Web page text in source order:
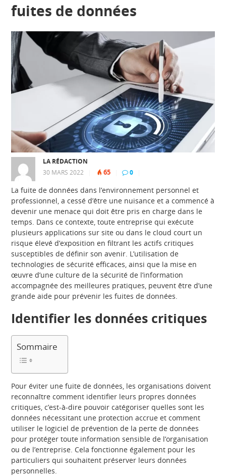
fuites de données
LA RÉDACTION
30 MARS 2022
65 0
La fuite de données dans l’environnement personnel et
professionnel, a cessé d’être une nuisance et a commencé à
devenir une menace qui doit être pris en charge dans le
temps. Dans ce contexte, toute entreprise qui exécute
plusieurs applications sur site ou dans le cloud court un
risque élevé d’exposition en filtrant les actifs critiques
susceptibles de définir son avenir. L’utilisation de
technologies de sécurité efficaces, ainsi que la mise en
œuvre d’une culture de la sécurité de l’information
accompagnée des meilleures pratiques, peuvent être d’une
grande aide pour prévenir les fuites de données.
Identifier les données critiques
Sommaire
Pour éviter une fuite de données, les organisations doivent
reconnaître comment identifier leurs propres données
critiques, c’est-à-dire pouvoir catégoriser quelles sont les
données nécessitant une protection accrue et comment
utiliser le logiciel de prévention de la perte de données
pour protéger toute information sensible de l’organisation
ou de l’entreprise. Cela fonctionne également pour les
particuliers qui souhaitent préserver leurs données
personnelles.